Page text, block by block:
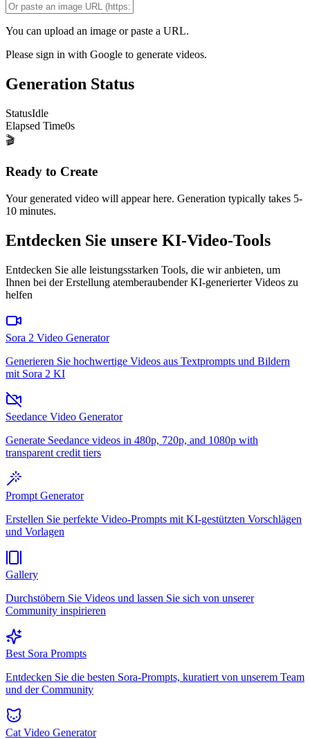
You can upload an image or paste a URL.
Please sign in with Google to generate videos.
Generation Status
StatusIdle
Elapsed Time0s
🎬
Ready to Create
Your generated video will appear here. Generation typically takes 5-
10 minutes.
Entdecken Sie unsere KI-Video-Tools
Entdecken Sie alle leistungsstarken Tools, die wir anbieten, um
Ihnen bei der Erstellung atemberaubender KI-generierter Videos zu
helfen
Sora 2 Video Generator
Generieren Sie hochwertige Videos aus Textprompts und Bildern
mit Sora 2 KI
Seedance Video Generator
Generate Seedance videos in 480p, 720p, and 1080p with
transparent credit tiers
Prompt Generator
Erstellen Sie perfekte Video-Prompts mit KI-gestützten Vorschlägen
und Vorlagen
Gallery
Durchstöbern Sie Videos und lassen Sie sich von unserer
Community inspirieren
Best Sora Prompts
Entdecken Sie die besten Sora-Prompts, kuratiert von unserem Team
und der Community
Cat Video Generator